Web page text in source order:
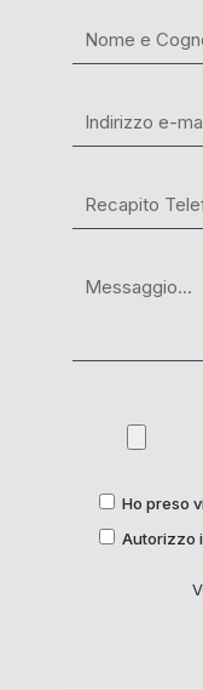
Ho preso
Autorizzo